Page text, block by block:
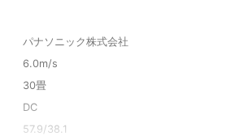
パナソニック株式会社
6.0m/s
30畳
DC
57.9/38.1